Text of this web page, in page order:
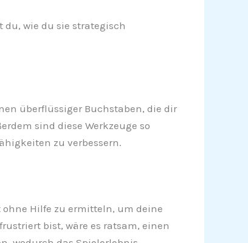
wie du sie strategisch
überflüssiger Buchstaben, die dir
sind diese Werkzeuge so
zu verbessern.
Hilfe zu ermitteln, um deine
bist, wäre es ratsam, einen